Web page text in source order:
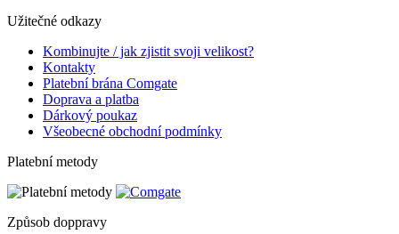
Užitečné odkazy
Kombinujte / jak zjistit svoji velikost?
Kontakty
Platební brána Comgate
Doprava a platba
Dárkový poukaz
Všeobecné obchodní podmínky
Platební metody
Způsob doppravy